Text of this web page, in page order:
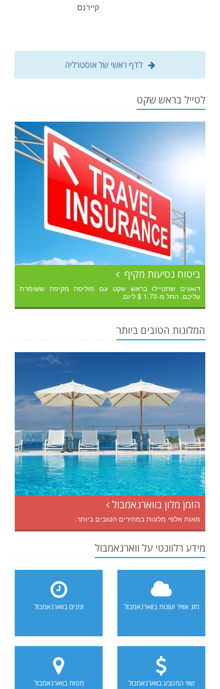
קיירנס
לדף ראשי של אוסטרליה
לטייל בראש שקט
ביטוח נסיעות מקיף
דואגים שתטיילו בראש שקט עם פוליסה מקיפה ששומרת
עליכם. החל מ-1.70 $ ליום.
המלונות הטובים ביותר
הזמן מלון בווארנאמבול
מאות אלפי מלונות במחירים הטובים ביותר.
מידע רלוונטי על ווארנאמבול
מזג אוויר ועונות בווארנאמבול זמנים בווארנאמבול
שווי המטבע בווארנאמבול מפות בווארנאמבול